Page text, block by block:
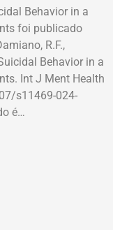
Behavior in a
foi publicado
R.F.,
Behavior in a
Int J Ment Health
s11469-024-
é…